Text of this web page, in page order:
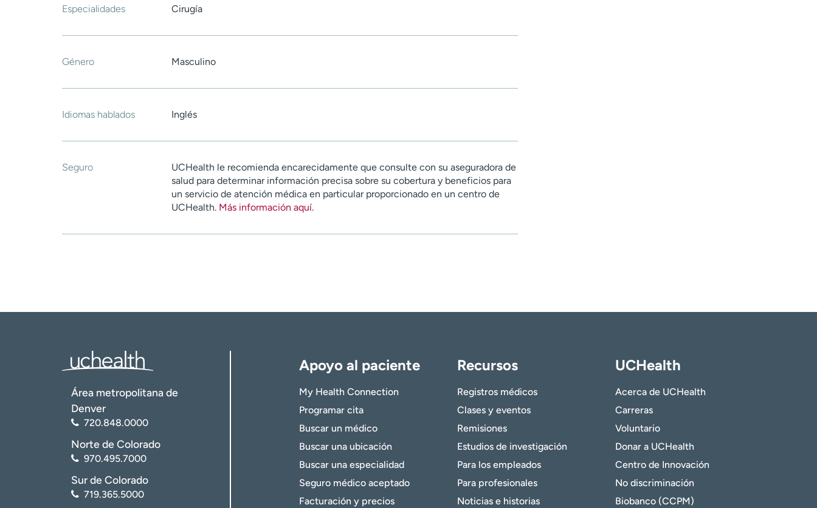
Especialidades Cirugía
Género Masculino
Idiomas hablados Inglés
Seguro
UCHealth le recomienda encarecidamente que consulte con su aseguradora de
salud para determinar información precisa sobre su cobertura y beneficios para
un servicio de atención médica en particular proporcionado en un centro de
UCHealth. Más información aquí.
Área metropolitana de
Denver
720.848.0000
Norte de Colorado
970.495.7000
Sur de Colorado
719.365.5000
Apoyo al paciente
My Health Connection
Programar cita
Buscar un médico
Buscar una ubicación
Buscar una especialidad
Seguro médico aceptado
Facturación y precios
Recursos
Registros médicos
Clases y eventos
Remisiones
Estudios de investigación
Para los empleados
Para profesionales
Noticias e historias
UCHealth
Acerca de UCHealth
Carreras
Voluntario
Donar a UCHealth
Centro de Innovación
No discriminación
Biobanco (CCPM)